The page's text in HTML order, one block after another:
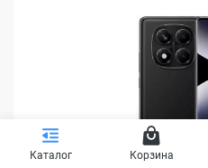
Каталог Корзина